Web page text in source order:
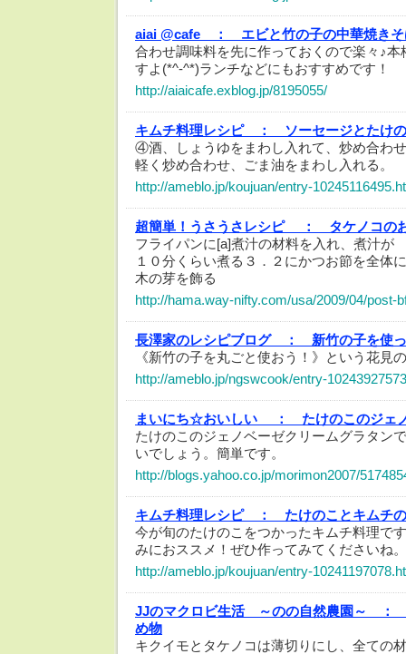
aiai @cafe ：
エビと竹の子の中華焼き
合わせ調味料を先に作っておくので楽々♪
すよ(*^-^*)ランチなどにもおすすめです！
http://aiaicafe.exblog.jp/8195055/
キムチ料理レシピ ：
ソーセージとたけ
④酒、しょうゆをまわし入れて、炒め合わ
軽く炒め合わせ、ごま油をまわし入れる。
http://ameblo.jp/koujuan/entry-
超簡単！うさうさレシピ ：
タケノコの
フライパンに[a]煮汁の材料を入れ、煮汁
１０分くらい煮る３．２にかつお節を全
木の芽を飾る
http://hama.way-nifty.com/usa/2009/04/post-
長澤家のレシピブログ ：
新竹の子を使
《新竹の子を丸ごと使おう！》という花見
http://ameblo.jp/ngswcook/entry-
まいにち☆おいしい ：
たけのこのジェ
たけのこのジェノベーゼクリームグラタン
いでしょう。簡単です。
http://blogs.yahoo.co.jp/morimon2007/
キムチ料理レシピ ：
たけのことキムチ
今が旬のたけのこをつかったキムチ料理で
みにおススメ！ぜひ作ってみてくださいね。
http://ameblo.jp/koujuan/entry-
JJのマクロビ生活 ～のの自然農園～ ：
め物
キクイモとタケノコは薄切りにし、全ての